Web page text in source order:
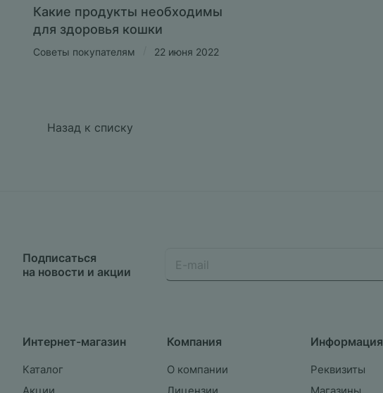
Какие продукты необходимы
для здоровья кошки
Советы покупателям 22 июня 2022
Назад к списку
Подписаться
на новости и акции
Интернет-магазин
Каталог
Компания
О компании
Информация
Реквизиты